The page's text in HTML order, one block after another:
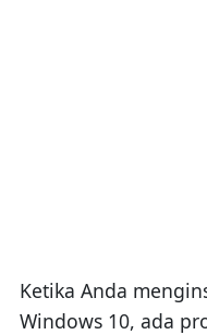
Ketika Anda
Windows 10, ada